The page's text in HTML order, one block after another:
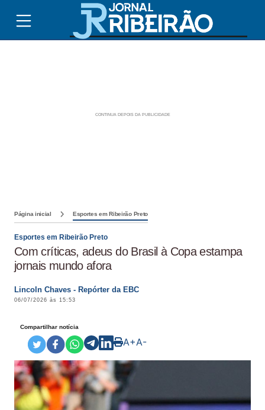
Página inicial Esportes em Ribeirão Preto
Esportes em Ribeirão Preto
Com críticas, adeus do Brasil à Copa estampa
jornais mundo afora
Lincoln Chaves - Repórter da EBC
06/07/2026 às 15:53
Compartilhar notícia
A+A-